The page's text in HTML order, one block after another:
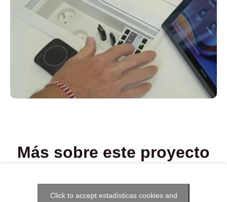
Más sobre este proyecto
Click to accept estadísticas cookies and